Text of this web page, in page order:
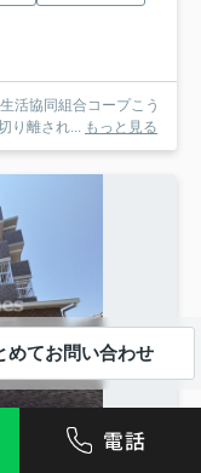
活協同組合コープこう
り離され...
もっと見る
めてお問い合わせ
電話